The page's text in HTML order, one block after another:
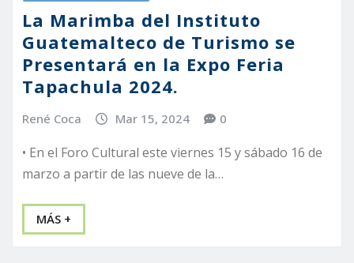
La Marimba del Instituto
Guatemalteco de Turismo se
Presentará en la Expo Feria
Tapachula 2024.
René Coca Mar 15, 2024 0
• En el Foro Cultural este viernes 15 y sábado 16 de
marzo a partir de las nueve de la…
MÁS +